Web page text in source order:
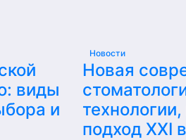
виды
и
Новости
Новая
подход XXI